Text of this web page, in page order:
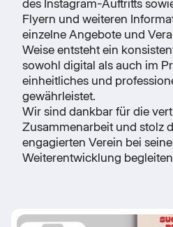
des Instagram-Auftritts
Flyern und weiteren
einzelne Angebote und
Weise entsteht ein
sowohl digital als auch im
einheitliches und
gewährleistet.
Wir sind dankbar für die
Zusammenarbeit und stolz
engagierten Verein bei
Weiterentwicklung